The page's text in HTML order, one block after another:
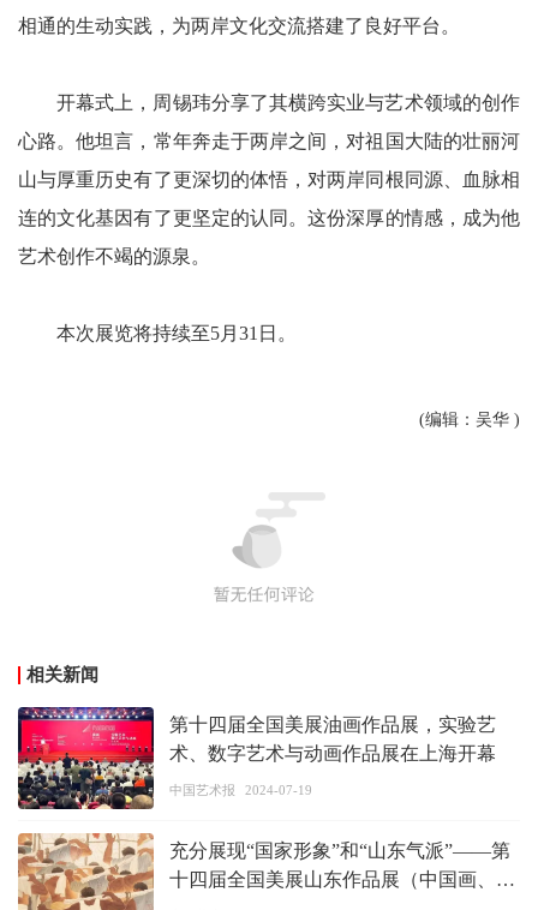
相通的生动实践，为两岸文化交流搭建了良好平台。
开幕式上，周锡玮分享了其横跨实业与艺术领域的创作
心路。他坦言，常年奔走于两岸之间，对祖国大陆的壮丽河
山与厚重历史有了更深切的体悟，对两岸同根同源、血脉相
连的文化基因有了更坚定的认同。这份深厚的情感，成为他
艺术创作不竭的源泉。
本次展览将持续至5月31日。
(编辑：吴华 )
相关新闻
第十四届全国美展油画作品展，实验艺
术、数字艺术与动画作品展在上海开幕
中国艺术报 2024-07-19
充分展现“国家形象”和“山东气派”——第
十四届全国美展山东作品展（中国画、油